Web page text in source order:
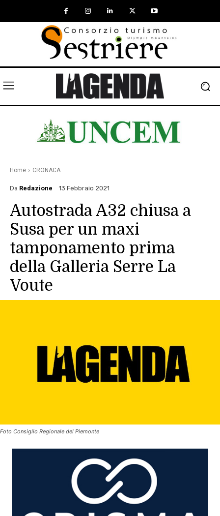
Home CRONACA
Da Redazione 13 Febbraio 2021
Autostrada A32 chiusa a
Susa per un maxi
tamponamento prima
della Galleria Serre La
Voute
Foto Consiglio Regionale del Piemonte